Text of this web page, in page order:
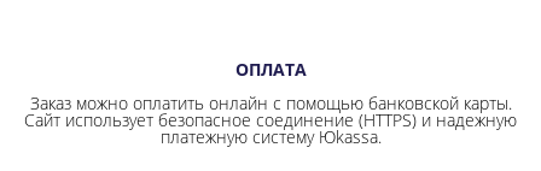
ОПЛАТА
Заказ можно оплатить онлайн с помощью банковской карты.
Сайт использует безопасное соединение (HTTPS) и надежную
платежную систему Юkassa.